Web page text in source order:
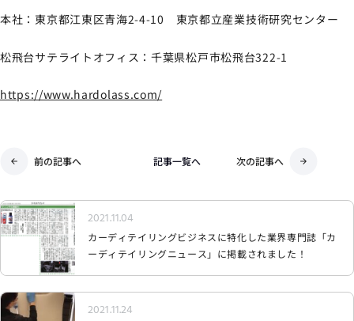
本社：東京都江東区青海2-4-10 東京都立産業技術研究センター
松飛台サテライトオフィス：千葉県松戸市松飛台322-1
https://www.hardolass.com/
前の記事へ 記事一覧へ 次の記事へ
2021.11.04
カーディテイリングビジネスに特化した業界専門誌「カ
ーディテイリングニュース」に掲載されました！
2021.11.24